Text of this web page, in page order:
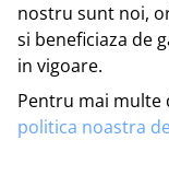
nostru sunt noi,
si beneficiaza de
in vigoare.
Pentru mai multe
politica noastra